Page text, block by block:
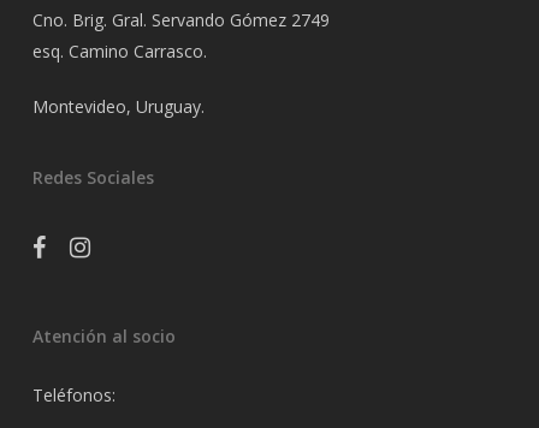
Cno. Brig. Gral. Servando Gómez 2749
esq. Camino Carrasco.
Montevideo, Uruguay.
Redes Sociales
facebookinstagram
Atención al socio
Teléfonos: